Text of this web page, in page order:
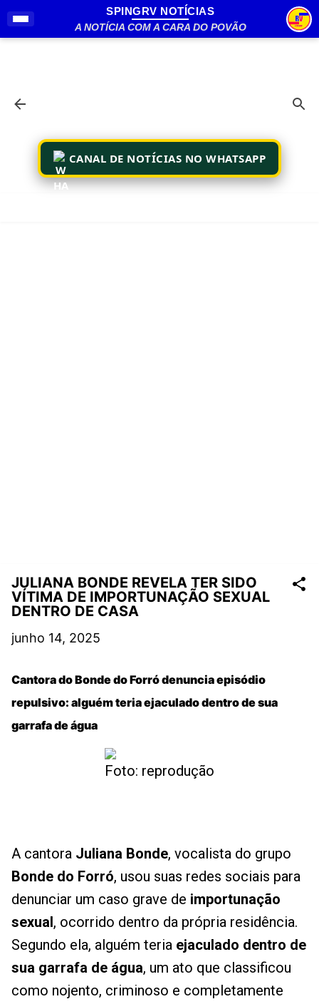
Pular para o conteúdo principal
SPINGRV NOTÍCIAS
A NOTÍCIA COM A CARA DO POVÃO
CANAL DE NOTÍCIAS NO WHATSAPP
JULIANA BONDE REVELA TER SIDO
VÍTIMA DE IMPOR­TUNAÇÃO SEXUAL
DENTRO DE CASA
junho 14, 2025
Cantora do Bonde do Forró denuncia episódio
repulsivo: alguém teria ejaculado dentro de sua
garrafa de água
Foto: reprodução
A cantora Juliana Bonde, vocalista do grupo
Bonde do Forró, usou suas redes sociais para
denunciar um caso grave de importunação
sexual, ocorrido dentro da própria residência.
Segundo ela, alguém teria ejaculado dentro de
sua garrafa de água, um ato que classificou
como nojento, criminoso e completamente